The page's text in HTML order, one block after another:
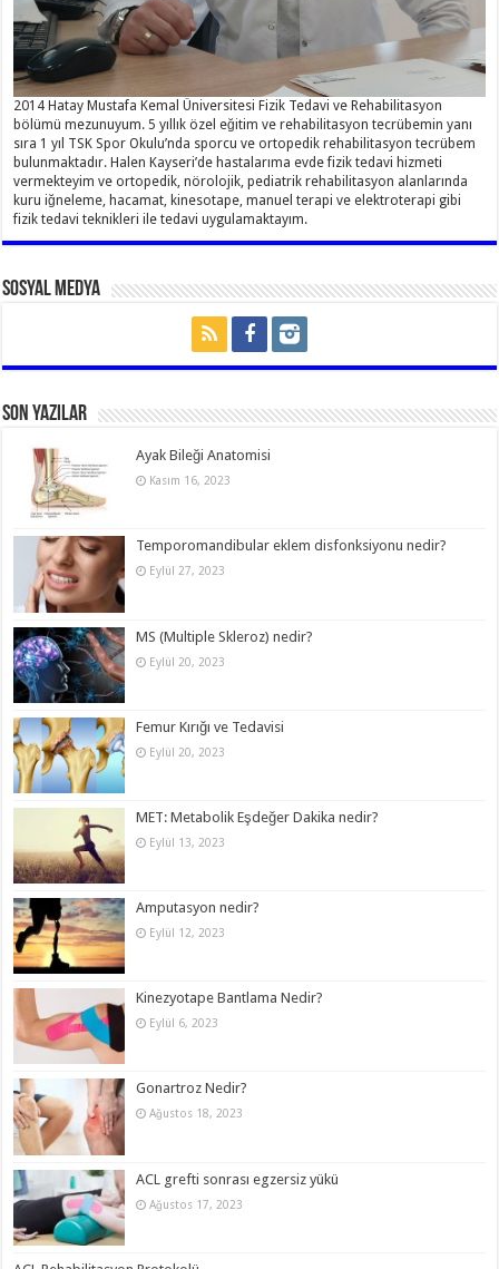
2014 Hatay Mustafa Kemal Üniversitesi Fizik Tedavi ve Rehabilitasyon
bölümü mezunuyum. 5 yıllık özel eğitim ve rehabilitasyon tecrübemin yanı
sıra 1 yıl TSK Spor Okulu’nda sporcu ve ortopedik rehabilitasyon tecrübem
bulunmaktadır. Halen Kayseri’de hastalarıma evde fizik tedavi hizmeti
vermekteyim ve ortopedik, nörolojik, pediatrik rehabilitasyon alanlarında
kuru iğneleme, hacamat, kinesotape, manuel terapi ve elektroterapi gibi
fizik tedavi teknikleri ile tedavi uygulamaktayım.
Sosyal Medya
Son Yazılar
Ayak Bileği Anatomisi
Kasım 16, 2023
Temporomandibular eklem disfonksiyonu nedir?
Eylül 27, 2023
MS (Multiple Skleroz) nedir?
Eylül 20, 2023
Femur Kırığı ve Tedavisi
Eylül 20, 2023
MET: Metabolik Eşdeğer Dakika nedir?
Eylül 13, 2023
Amputasyon nedir?
Eylül 12, 2023
Kinezyotape Bantlama Nedir?
Eylül 6, 2023
Gonartroz Nedir?
Ağustos 18, 2023
ACL grefti sonrası egzersiz yükü
Ağustos 17, 2023